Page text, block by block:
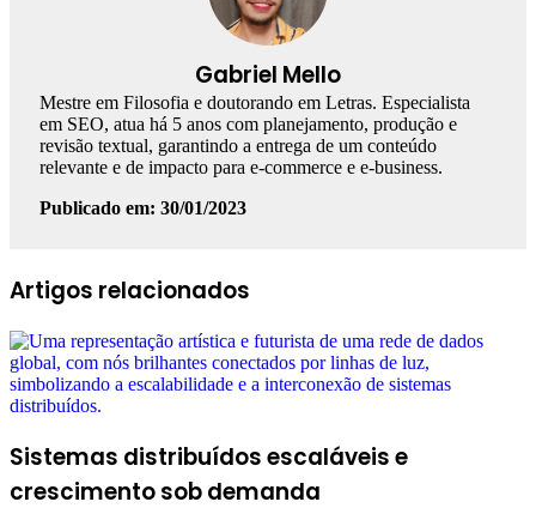
Gabriel Mello
Mestre em Filosofia e doutorando em Letras. Especialista
em SEO, atua há 5 anos com planejamento, produção e
revisão textual, garantindo a entrega de um conteúdo
relevante e de impacto para e-commerce e e-business.
Publicado em: 30/01/2023
Facebook
Linkedin
WhatsApp
Telegram
Artigos relacionados
Sistemas distribuídos escaláveis e
crescimento sob demanda